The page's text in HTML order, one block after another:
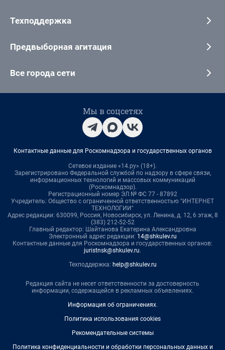
Техподдержка
Предвыборная агитация
Все города сети
Мы в соцсетях
Контактные данные для Роскомнадзора и государственных органов
Сетевое издание «14.ру» (18+).
Зарегистрировано Федеральной службой по надзору в сфере связи,
информационных технологий и массовых коммуникаций
(Роскомнадзор).
Регистрационный номер ЭЛ № ФС 77 - 87892
Учредитель: Общество с ограниченной ответственностью "ИНТЕРНЕТ
ТЕХНОЛОГИИ"
Адрес редакции: 630099, Россия, Новосибирск, ул. Ленина, д. 12, 6 этаж, 8
(383) 212-52-52
Главный редактор: Шайтанова Екатерина Александровна
Электронный адрес редакции: 14@shkulev.ru
Контактные данные для Роскомнадзора и государственных органов:
juristnsk@shkulev.ru.
Техподдержка: help@shkulev.ru
Редакция сайта не несет ответственности за достоверность
информации, содержащейся в рекламных объявлениях.
Информация об ограничениях.
Политика использования cookies
Рекомендательные системы
Политика конфиденциальности и обработки персональных данных и